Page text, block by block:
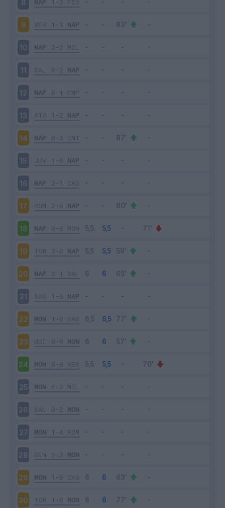
8 NAP 1-3 FIO
9 VER 1-3 NAP
10 NAP 2-2 MIL
11 SAL 0-2 NAP
12 NAP 0-1 EMP
13 ATA 1-2 NAP
14 NAP 0-3 INT
15 JUV 1-0 NAP
16 NAP 2-1 CAG
17 ROM 2-0 NAP
18 NAP 0-0 MON
19 TOR 3-0 NAP
20 NAP 2-1 SAL
21 SAS 1-6 NAP
22 MON 1-0 SAS
23 UDI 0-0 MON
24 MON 0-0 VER
25 MON 4-2 MIL
26 SAL 0-2 MON
27 MON 1-4 ROM
28 GEN 2-3 MON
29 MON 1-0 CAG
30 TOR 1-0 MON